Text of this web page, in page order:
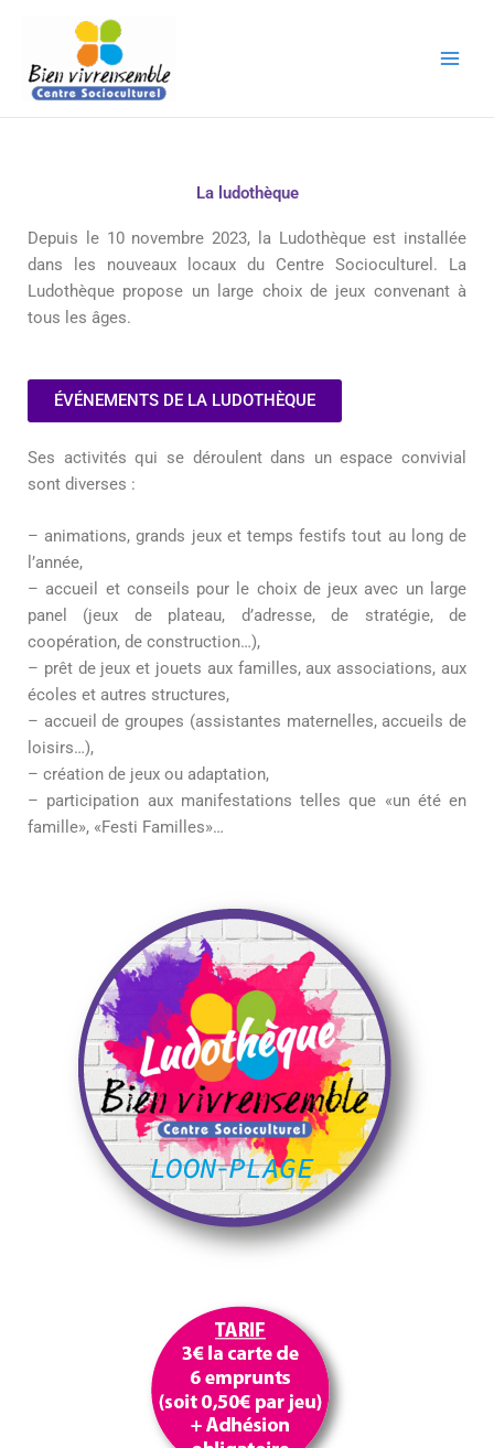
contenu
La ludothèque
Depuis le 10 novembre 2023, la Ludothèque est installée
dans les nouveaux locaux du Centre Socioculturel. La
Ludothèque propose un large choix de jeux convenant à
tous les âges.
ÉVÉNEMENTS DE LA LUDOTHÈQUE
Ses activités qui se déroulent dans un espace convivial
sont diverses :
– animations, grands jeux et temps festifs tout au long de
l’année,
– accueil et conseils pour le choix de jeux avec un large
panel (jeux de plateau, d’adresse, de stratégie, de
coopération, de construction…),
– prêt de jeux et jouets aux familles, aux associations, aux
écoles et autres structures,
– accueil de groupes (assistantes maternelles, accueils de
loisirs…),
– création de jeux ou adaptation,
– participation aux manifestations telles que «un été en
famille», «Festi Familles»…